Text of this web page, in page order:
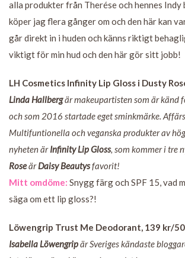
alla produkter från Therése och hennes Indy
köper jag flera gånger om och den här kan
går direkt in i huden och känns riktigt
viktigt för min hud och den här gör sitt jobb!
LH Cosmetics Infinity Lip Gloss i Dusty
Linda Hallbergär makeupartisten som är känd
och som 2016 startade eget sminkmärke.
Multifuntionella och veganska produkter av
nyheten ärInfinity Lip Gloss, som kommer i tre
RoseärDaisy Beautysfavorit!
Mitt omdöme: Snygg färg och SPF 15, vad
säga om ett lip gloss?!
Löwengrip Trust Me Deodorant, 139 kr/
Isabella Löwengripär Sveriges kändaste